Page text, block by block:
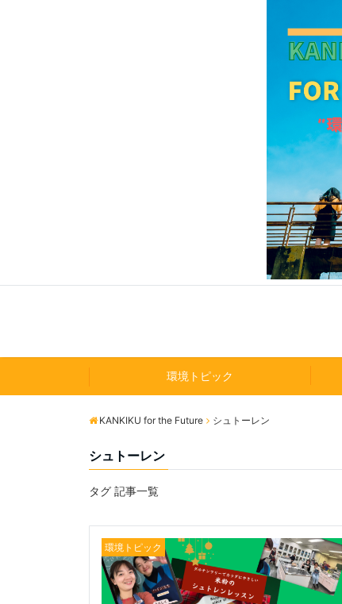
環境トピック
KANKIKU for the Future シュトーレン
シュトーレン
タグ 記事一覧
環境トピック